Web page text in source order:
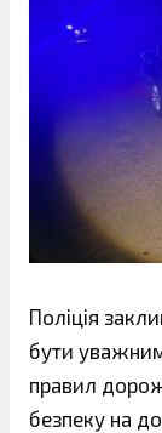
Поліція
бути
правил
безпеку на